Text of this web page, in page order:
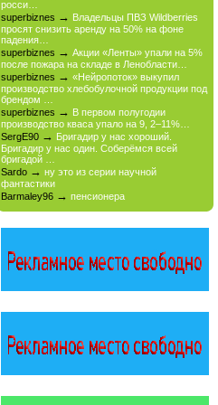
росси…
superbiznes → Владельцы ПВЗ Wildberries
просят снизить аренду на 50% на фоне
падения…
superbiznes → Акции «Ленты» упали на 5%
после пожара на складе в Ленобласти…
superbiznes → «Нейропоток» выкупил
производство хлебобулочной продукции под
брендом …
superbiznes → В первом полугодии
производство кваса упало на 9, 2–11%…
SergE90 → Бригадир у нас хороший.
Бригадир у нас один. Соберёмся всей
бригадой …
Sardo → ну это из серии научной
фантастики
Barmaley96 → пенсионера